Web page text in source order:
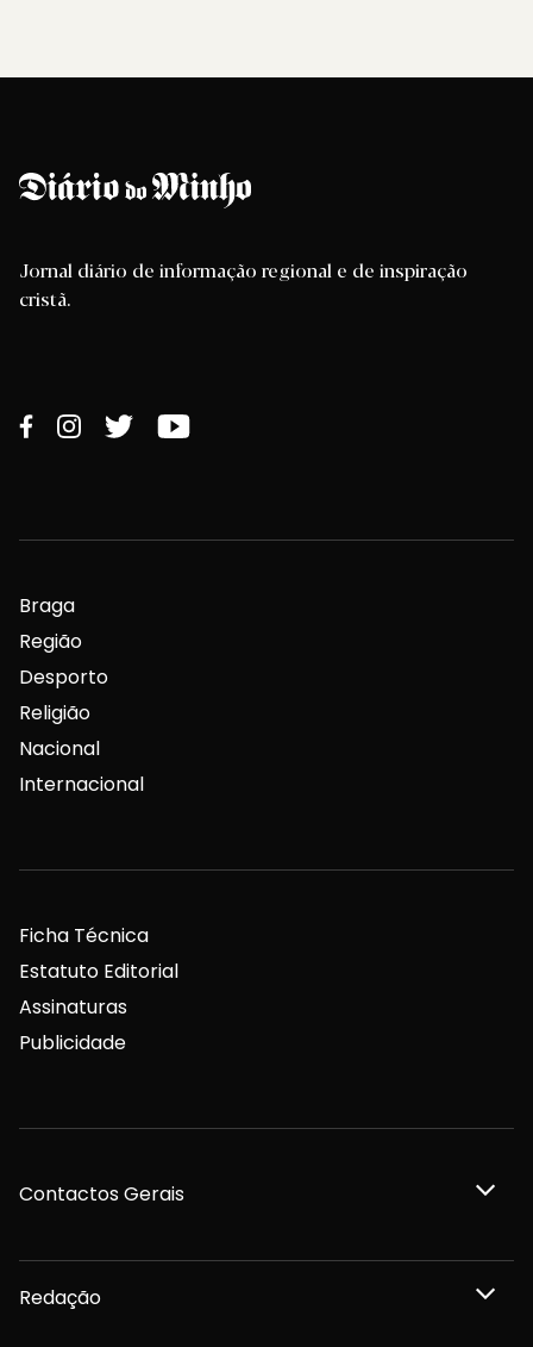
Jornal diário de informação regional e de inspiração
cristã.
Braga
Região
Desporto
Religião
Nacional
Internacional
Ficha Técnica
Estatuto Editorial
Assinaturas
Publicidade
Contactos Gerais
Redação